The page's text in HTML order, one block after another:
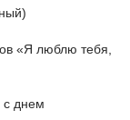
«Я люблю тебя,
днем